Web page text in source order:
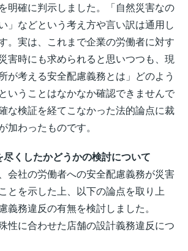
明確に判示しました。「自然災害なの
」などという考え方や言い訳は通用し
。実は、これまで企業の労働者に対す
害時にも求められると思いつつも、現
が考える安全配慮義務とは」どのよう
いうことはなかなか確認できませんで
な検証を経てこなかった法的論点に裁
加わったものです。
くしたかどうかの検討について
会社の労働者への安全配慮義務が災害
とを示した上、以下の論点を取り上
義務違反の有無を検討しました。
性に合わせた店舗の設計義務違反につ